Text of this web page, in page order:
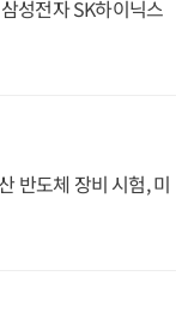
성전자 SK하이닉스
반도체 장비 시험, 미